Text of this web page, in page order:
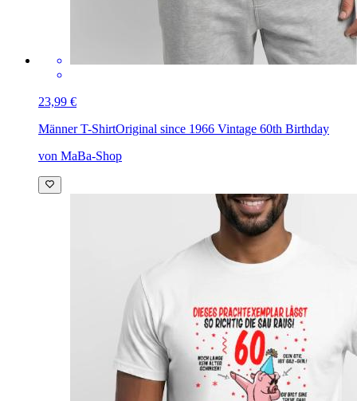
23,99 €
Männer T-ShirtOriginal since 1966 Vintage 60th Birthday
von MaBa-Shop